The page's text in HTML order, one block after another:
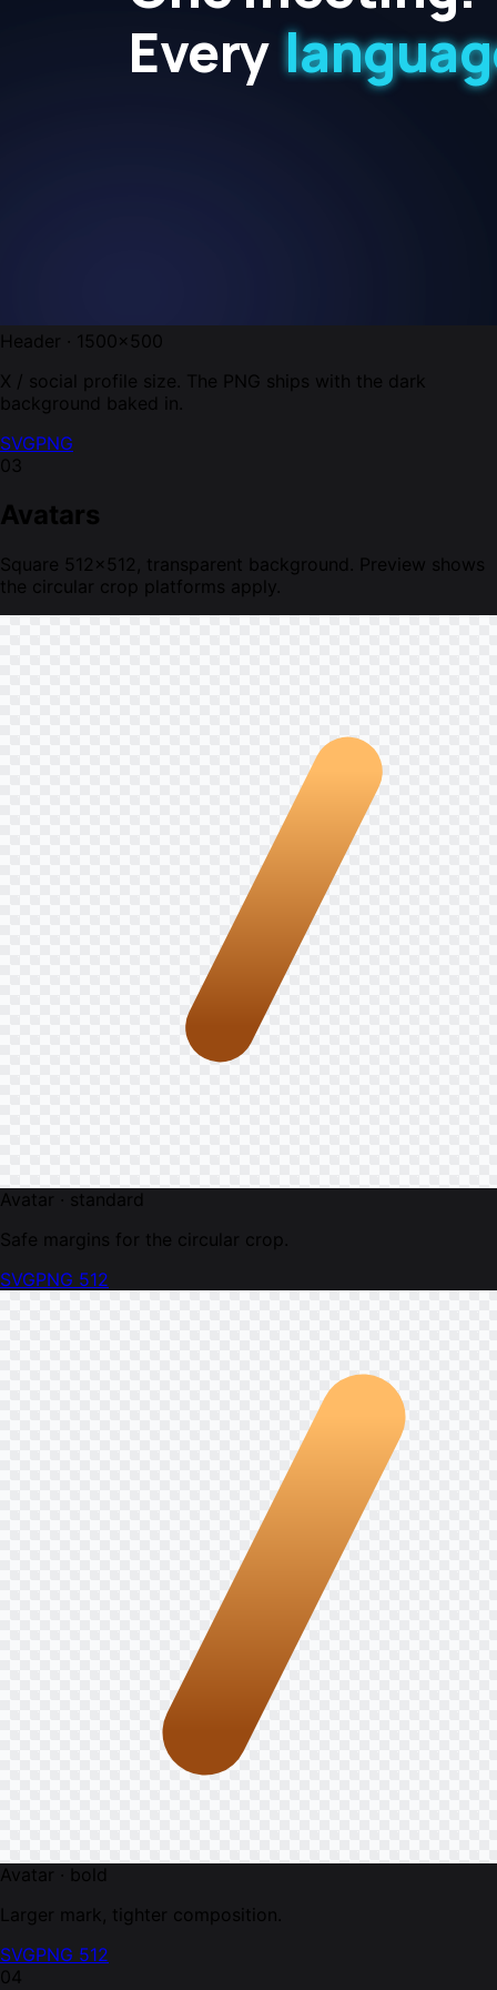
Header · 1500×500
X / social profile size. The PNG ships with the dark
background baked in.
SVGPNG
03
Avatars
Square 512×512, transparent background. Preview shows
the circular crop platforms apply.
Avatar · standard
Safe margins for the circular crop.
SVGPNG 512
Avatar · bold
Larger mark, tighter composition.
SVGPNG 512
04